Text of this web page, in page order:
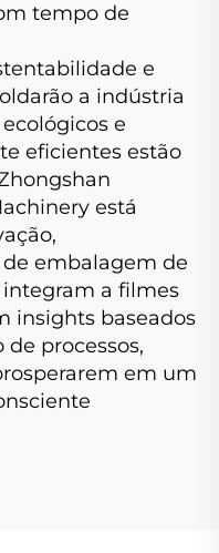
tempo de
e
a indústria
e
eficientes estão
está
embalagem de
a filmes
insights baseados
processos,
em um